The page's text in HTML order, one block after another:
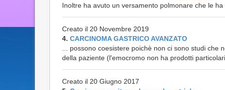
Inoltre ha avuto un versamento polmonare che le ha
Creato il 20 Novembre 2019
4. CARCINOMA GASTRICO AVANZATO
... possono coesistere poichè non ci sono studi
della paziente (l'emocromo non ha prodotti
Creato il 20 Giugno 2017